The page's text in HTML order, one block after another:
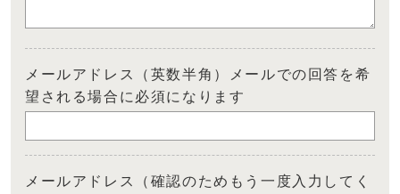
メールアドレス（英数半角）メールでの回答を希
望される場合に必須になります
メールアドレス（確認のためもう一度入力してく